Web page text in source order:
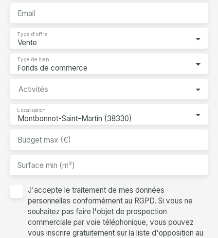
Email
Vente
Type d'offre
Fonds de commerce
Type de bien
Activités
Montbonnot-Saint-Martin (38330)
Localisation
Budget max (€)
Surface min (m²)
J'accepte le traitement de mes données
personnelles conformément au RGPD. Si vous ne
souhaitez pas faire l'objet de prospection
commerciale par voie téléphonique, vous pouvez
vous inscrire gratuitement sur la liste d'opposition au